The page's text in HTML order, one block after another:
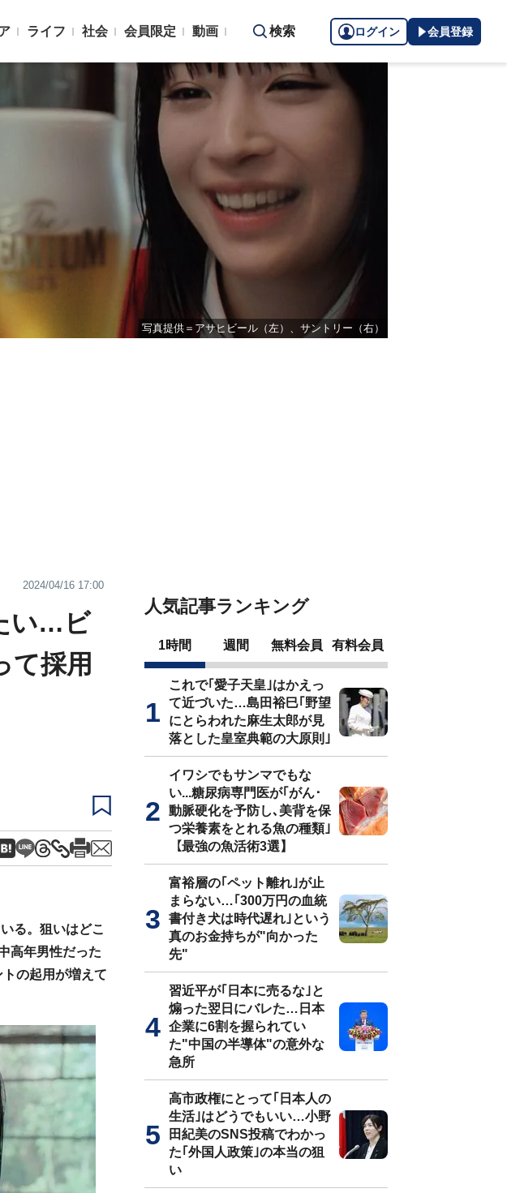
ライフ 社会 会員限定 動画 検索 ログイン 会員登録
写真提供＝アサヒビール（左）、サントリー（右）
2024/04/16 17:00
い…ビ
て採用
る。狙いはどこ
高年男性だった
の起用が増えて
人気記事ランキング
1時間 週間 無料会員 有料会員
これで｢愛子天皇｣はかえっ
て近づいた…島田裕巳｢野望
にとらわれた麻生太郎が見
落とした皇室典範の大原則｣
イワシでもサンマでもな
い...糖尿病専門医が｢がん･
動脈硬化を予防し､美背を保
つ栄養素をとれる魚の種類｣
【最強の魚活術3選】
富裕層の｢ペット離れ｣が止
まらない…｢300万円の血統
書付き犬は時代遅れ｣という
真のお金持ちが"向かった
先"
習近平が｢日本に売るな｣と
煽った翌日にバレた…日本
企業に6割を握られてい
た"中国の半導体"の意外な
急所
高市政権にとって｢日本人の
生活｣はどうでもいい…小野
田紀美のSNS投稿でわかっ
た｢外国人政策｣の本当の狙
い